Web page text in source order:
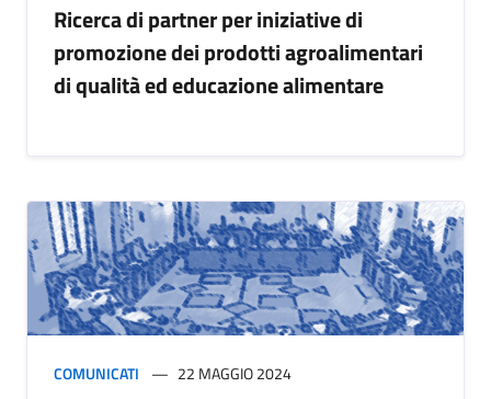
Ricerca di partner per iniziative di
promozione dei prodotti agroalimentari
di qualità ed educazione alimentare
COMUNICATI 22 MAGGIO 2024